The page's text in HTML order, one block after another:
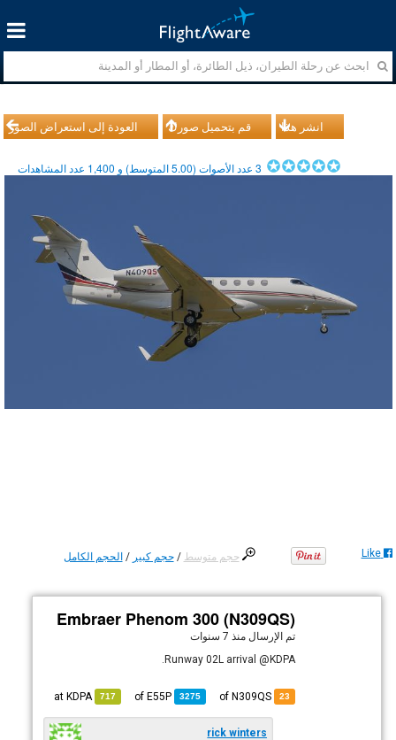
العودة إلى استعراض الصور قم بتحميل صورك انشر هذا
3عدد الأصوات (5.00المتوسط) و 1,400 عدد المشاهدات
حجم متوسط /حجم كبير /الحجم الكامل Like
Embraer Phenom 300 (N309QS)
تم الإرسال منذ 7 سنوات
Runway 02L arrival @KDPA.
23
3275
E55P
717
KDPA
rick winters